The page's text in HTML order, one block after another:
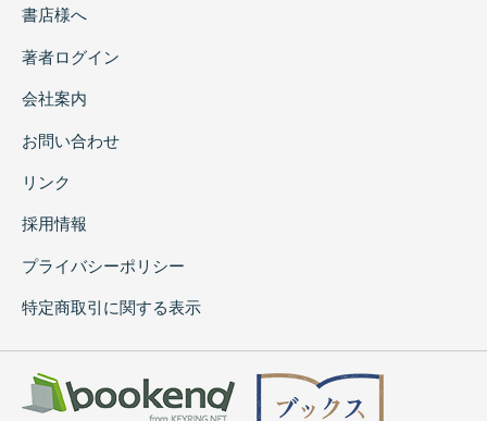
書店様へ
著者ログイン
会社案内
お問い合わせ
リンク
採用情報
プライバシーポリシー
特定商取引に関する表示